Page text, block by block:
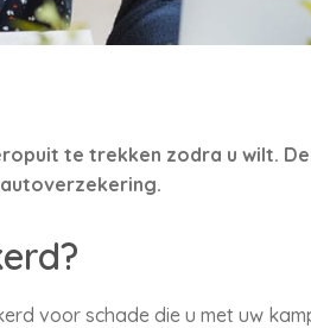
te trekken zodra u wilt.
voor schade die u met uw